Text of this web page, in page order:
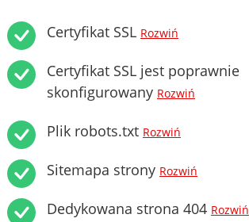
Certyfikat SSL Rozwiń
Certyfikat SSL jest poprawnie
skonfigurowany Rozwiń
Plik robots.txt Rozwiń
Sitemapa strony Rozwiń
Dedykowana strona 404 Rozwiń